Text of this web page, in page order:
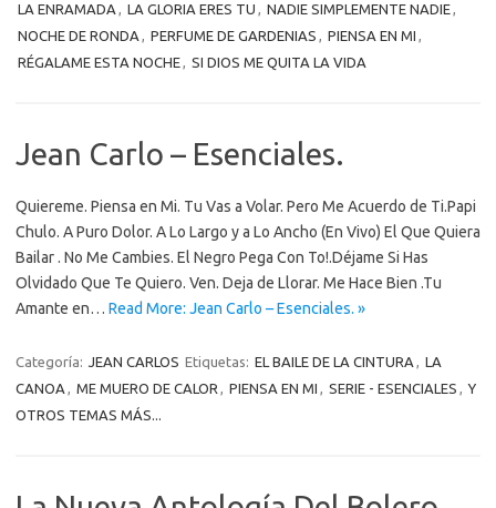
LA ENRAMADA , LA GLORIA ERES TU , NADIE SIMPLEMENTE NADIE,
NOCHE DE RONDA , PERFUME DE GARDENIAS , PIENSA EN MI ,
RÉGALAME ESTA NOCHE, SI DIOS ME QUITA LA VIDA
Jean Carlo – Esenciales.
Quiereme. Piensa en Mi. Tu Vas a Volar. Pero Me Acuerdo de Ti.Papi
Chulo. A Puro Dolor. A Lo Largo y a Lo Ancho (En Vivo) El Que Quiera
Bailar . No Me Cambies. El Negro Pega Con To!.Déjame Si Has
Olvidado Que Te Quiero. Ven. Deja de Llorar. Me Hace Bien .Tu
Amante en… Read More: Jean Carlo – Esenciales. »
Categoría: JEAN CARLOS Etiquetas: EL BAILE DE LA CINTURA , LA
CANOA , ME MUERO DE CALOR , PIENSA EN MI , SERIE - ESENCIALES , Y
OTROS TEMAS MÁS...